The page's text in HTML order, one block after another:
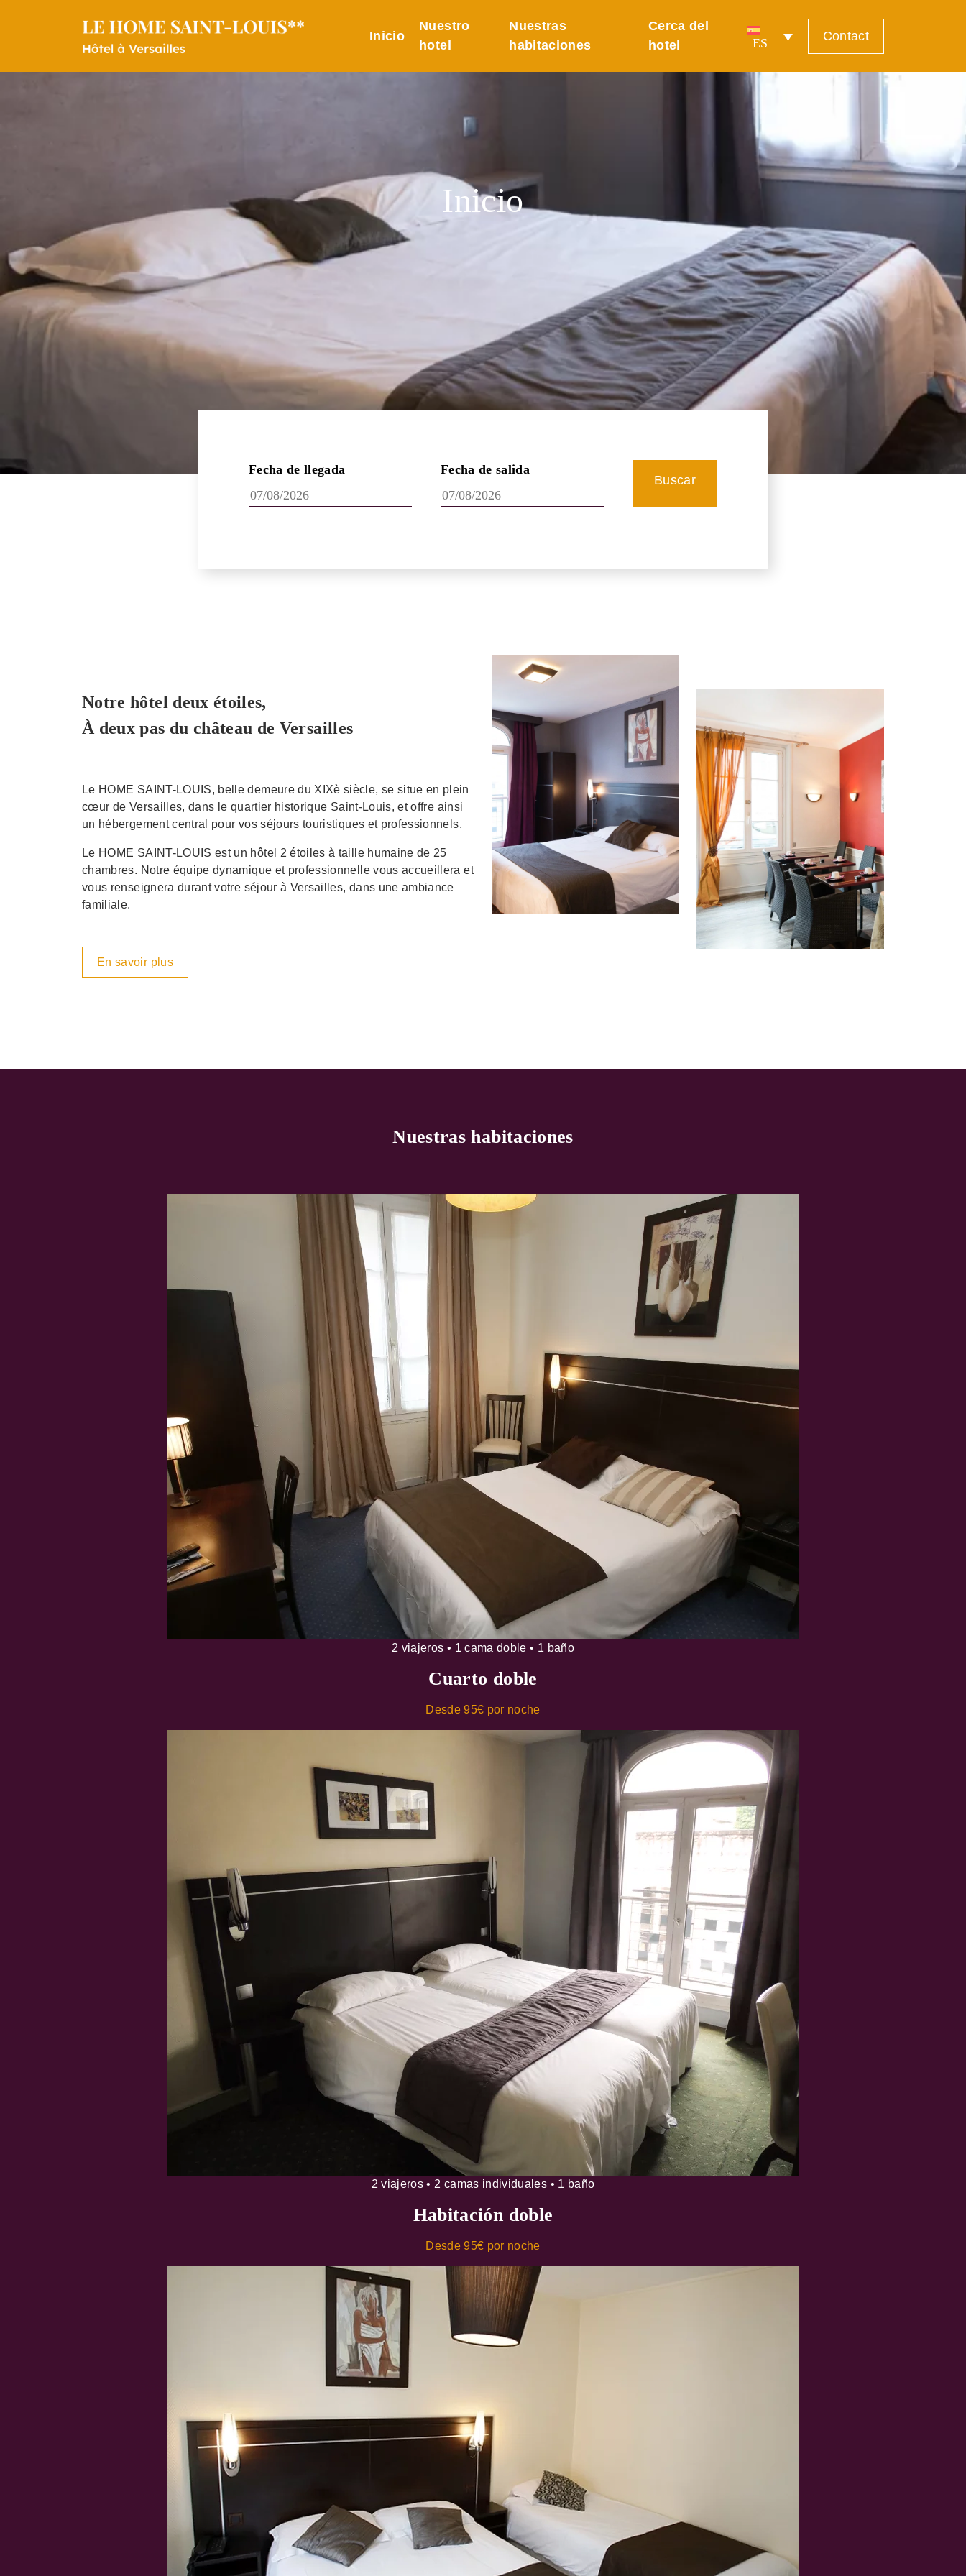
Inicio
Inicio
Nuestro
hotel
Nuestras
habitaciones
Cerca del
hotel
ES
Contact
Fecha de llegada Fecha de salida
Buscar
Notre hôtel deux étoiles,
À deux pas du château de Versailles
Le HOME SAINT-LOUIS, belle demeure du XIXè siècle, se situe en plein
cœur de Versailles, dans le quartier historique Saint-Louis, et offre ainsi
un hébergement central pour vos séjours touristiques et professionnels.
Le HOME SAINT-LOUIS est un hôtel 2 étoiles à taille humaine de 25
chambres. Notre équipe dynamique et professionnelle vous accueillera et
vous renseignera durant votre séjour à Versailles, dans une ambiance
familiale.
En savoir plus
Nuestras habitaciones
2 viajeros • 1 cama doble • 1 baño
Cuarto doble
Desde 95€ por noche
2 viajeros • 2 camas individuales • 1 baño
Habitación doble
Desde 95€ por noche